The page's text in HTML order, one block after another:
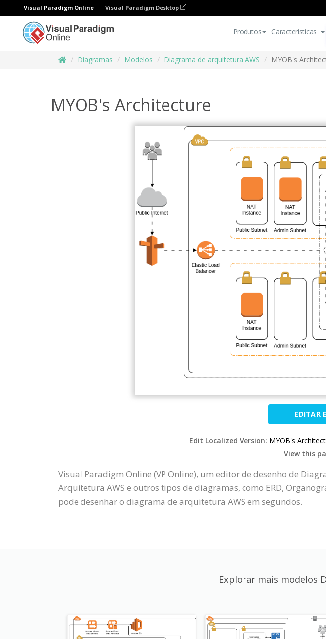
Visual Paradigm Online Visual Paradigm Desktop
Produtos Características
Diagramas Modelos Diagrama de arquitetura AWS MYOB's
MYOB's Architecture
EDITAR
Edit Localized Version: MYOB's
View this
Visual Paradigm Online (VP Online), um editor de desenho de
Arquitetura AWS e outros tipos de diagramas, como ERD,
pode desenhar o diagrama de arquitetura AWS em segundos.
Explorar mais modelos